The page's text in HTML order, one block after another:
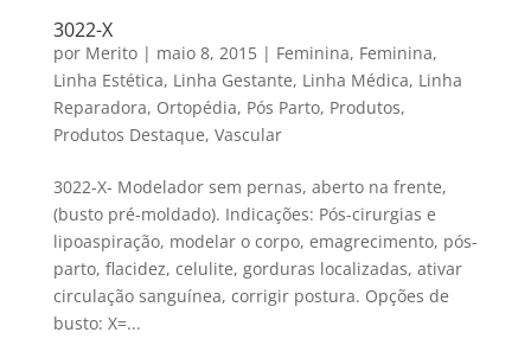
3022-X
por Merito| maio 8, 2015| Feminina, Feminina,
Linha Estética, Linha Gestante, Linha Médica, Linha
Reparadora, Ortopédia, Pós Parto, Produtos,
Produtos Destaque, Vascular
3022-X- Modelador sem pernas, aberto na frente,
(busto pré-moldado). Indicações: Pós-cirurgias e
lipoaspiração, modelar o corpo, emagrecimento, pós-
parto, flacidez, celulite, gorduras localizadas, ativar
circulação sanguínea, corrigir postura. Opções de
busto: X=...